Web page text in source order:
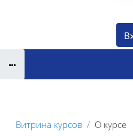
Витрина курсов О курсе